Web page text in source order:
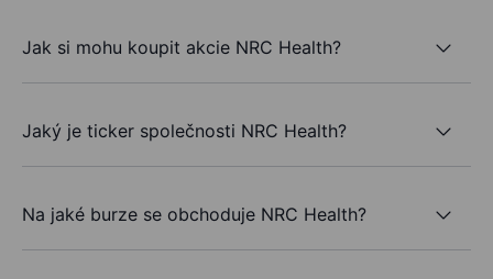
Jak si mohu koupit akcie NRC Health?
Jaký je ticker společnosti NRC Health?
Na jaké burze se obchoduje NRC Health?